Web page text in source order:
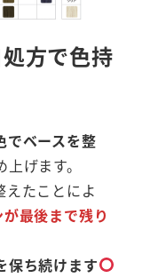
方で色持
でベースを整
上げます。
えたことによ
最後まで残り
保ち続けます